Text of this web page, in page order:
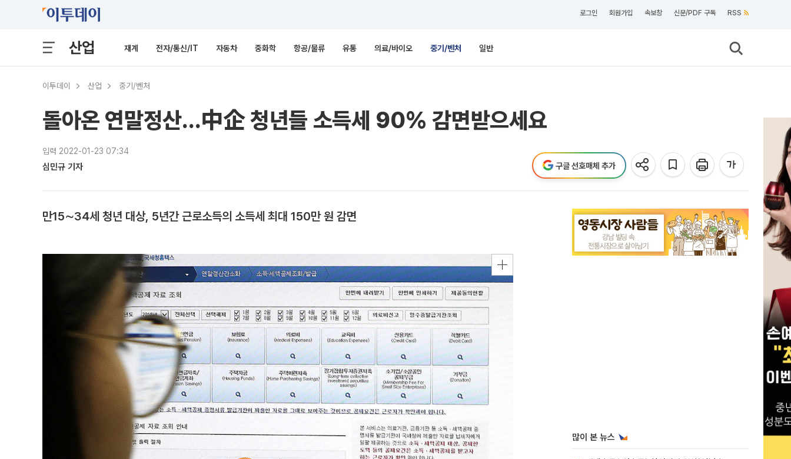
로그인 회원가입 속보창 신문/PDF 구독 RSS
산업 재계 전자/통신/IT 자동차 중화학 항공/물류 유통 의료/바이오 중기/벤처 일반
이투데이 산업 중기/벤처
돌아온 연말정산…中企 청년들 소득세 90% 감면받으세요
입력 2022-01-23 07:34
심민규 기자 구글 선호매체 추가
만15∼34세 청년 대상, 5년간 근로소득의 소득세 최대 150만 원 감면
많이 본 뉴스